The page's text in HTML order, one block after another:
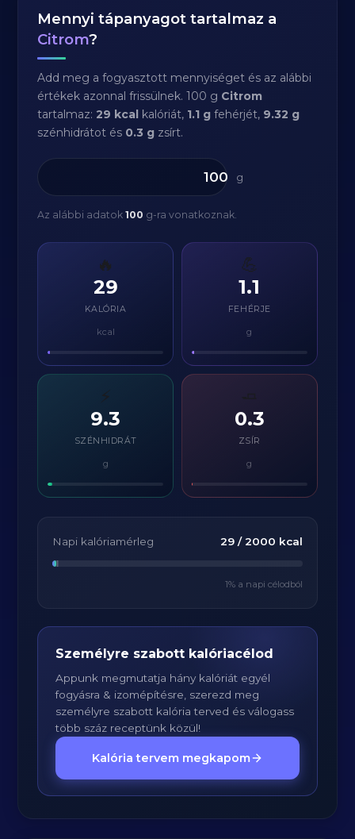
Mennyi tápanyagot tartalmaz a
Citrom?
Add meg a fogyasztott mennyiséget és az alábbi
értékek azonnal frissülnek. 100 g Citrom
tartalmaz:29 kcal kalóriát, 1.1 g fehérjét, 9.32 g
szénhidrátot és 0.3 g zsírt.
g
Az alábbi adatok100 g-ra vonatkoznak.
🔥
29
KALÓRIA
kcal
💪
1.1
FEHÉRJE
g
⚡
9.3
SZÉNHIDRÁT
g
0.3
ZSÍR
g
Napi kalóriamérleg 29/ 2000 kcal
1% a napi célodból
Személyre szabott kalóriacélod
Appunk megmutatja hány kalóriát egyél
fogyásra & izomépítésre, szerezd meg
személyre szabott kalória terved és válogass
több száz receptünk közül!
Kalória tervem megkapom